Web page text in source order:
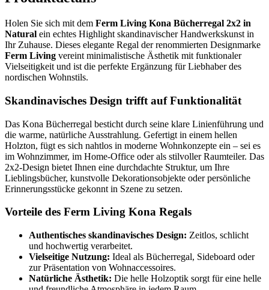
Holen Sie sich mit dem Ferm Living Kona Bücherregal 2x2 in
Natural ein echtes Highlight skandinavischer Handwerkskunst in
Ihr Zuhause. Dieses elegante Regal der renommierten Designmarke
Ferm Living vereint minimalistische Ästhetik mit funktionaler
Vielseitigkeit und ist die perfekte Ergänzung für Liebhaber des
nordischen Wohnstils.
Skandinavisches Design trifft auf Funktionalität
Das Kona Bücherregal besticht durch seine klare Linienführung und
die warme, natürliche Ausstrahlung. Gefertigt in einem hellen
Holzton, fügt es sich nahtlos in moderne Wohnkonzepte ein – sei es
im Wohnzimmer, im Home-Office oder als stilvoller Raumteiler. Das
2x2-Design bietet Ihnen eine durchdachte Struktur, um Ihre
Lieblingsbücher, kunstvolle Dekorationsobjekte oder persönliche
Erinnerungsstücke gekonnt in Szene zu setzen.
Vorteile des Ferm Living Kona Regals
Authentisches skandinavisches Design: Zeitlos, schlicht
und hochwertig verarbeitet.
Vielseitige Nutzung: Ideal als Bücherregal, Sideboard oder
zur Präsentation von Wohnaccessoires.
Natürliche Ästhetik: Die helle Holzoptik sorgt für eine helle